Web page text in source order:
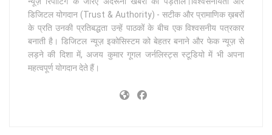
डिजिटल योगदान (Trust & Authority) - सटीक और प्रामाणिक ख़बरों
के प्रति उनकी प्रतिबद्धता उन्हें पाठकों के बीच एक विश्वसनीय पत्रकार
बनाती है। डिजिटल न्यूज़ इकोसिस्टम को बेहतर बनाने और फेक न्यूज़ से
लड़ने की दिशा में, अजय कुमार गूगल जर्नलिस्ट्स स्टूडियो में भी अपना
महत्वपूर्ण योगदान देते हैं।